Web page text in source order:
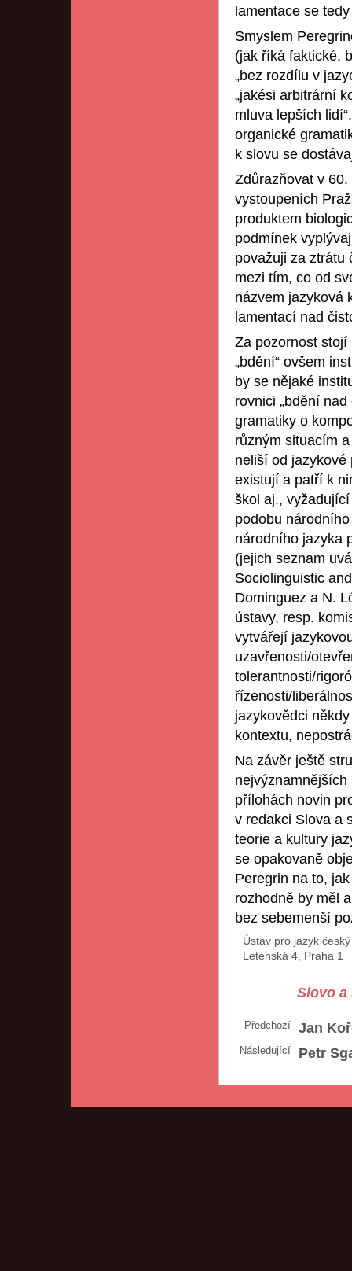
lamentace se
Smyslem
(jak říká faktické,
„bez rozdílu v
„jakési arbitrární
mluva lepších
organické
k slovu se
Zdůrazňovat v
vystoupeních
produktem
podmínek
považuji za ztrátu
mezi tím, co od
názvem jazyková
lamentací nad
Za pozornost
„bdění“ ovšem
by se nějaké
rovnici „bdění
gramatiky o
různým situacím
neliší od jazykové
existují a patří k
škol aj.,
podobu
národního jazyka
(jejich seznam
Sociolinguistic
Dominguez a N.
ústavy, resp.
vytvářejí
uzavřenosti/
tolerantnosti/
řízenosti/
jazykovědci
kontextu,
Na závěr ještě
přílohách novin
v redakci Slova a
teorie a kultury
se opakovaně
Peregrin na to,
rozhodně by měl
bez sebemenší
Ústav pro jazyk český
Letenská 4, Praha 1
Slovo a
Předchozí Jan
Následující Petr